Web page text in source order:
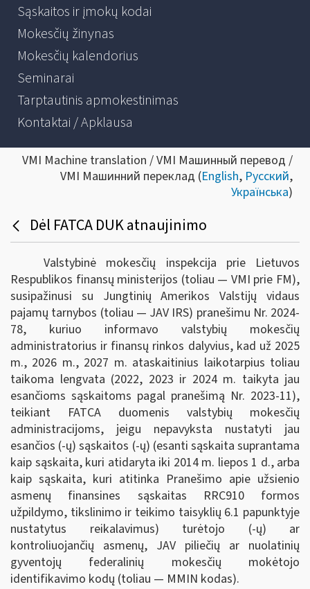
Sąskaitos ir įmokų kodai
Mokesčių žinynas
Mokesčių kalendorius
Seminarai
Tarptautinis apmokestinimas
Kontaktai / Apklausa
VMI Machine translation / VMI Машинный перевод /
VMI Машинний переклад (English, Русский,
Українська)
Dėl FATCA DUK atnaujinimo
Valstybinė mokesčių inspekcija prie Lietuvos
Respublikos finansų ministerijos (toliau — VMI prie FM),
susipažinusi su Jungtinių Amerikos Valstijų vidaus
pajamų tarnybos (toliau — JAV IRS) pranešimu Nr. 2024-
78, kuriuo informavo valstybių mokesčių
administratorius ir finansų rinkos dalyvius, kad už 2025
m., 2026 m., 2027 m. ataskaitinius laikotarpius toliau
taikoma lengvata (2022, 2023 ir 2024 m. taikyta jau
esančioms sąskaitoms pagal pranešimą Nr. 2023-11),
teikiant FATCA duomenis valstybių mokesčių
administracijoms, jeigu nepavyksta nustatyti jau
esančios (-ų) sąskaitos (-ų) (esanti sąskaita suprantama
kaip sąskaita, kuri atidaryta iki 2014 m. liepos 1 d., arba
kaip sąskaita, kuri atitinka Pranešimo apie užsienio
asmenų finansines sąskaitas RRC910 formos
užpildymo, tikslinimo ir teikimo taisyklių 6.1 papunktyje
nustatytus reikalavimus) turėtojo (-ų) ar
kontroliuojančių asmenų, JAV piliečių ar nuolatinių
gyventojų federalinių mokesčių mokėtojo
identifikavimo kodų (toliau — MMIN kodas).